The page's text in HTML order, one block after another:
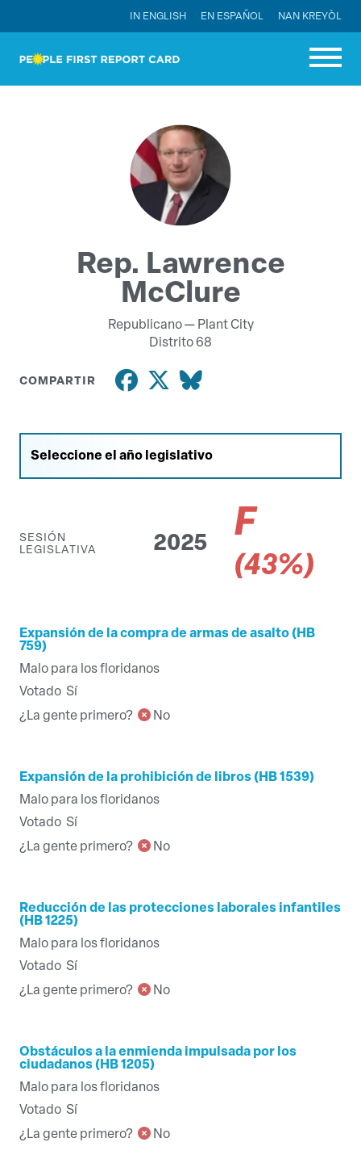
IN ENGLISH EN ESPAÑOL NAN KREYÒL
Rep. Lawrence
McClure
Republicano — Plant City
Distrito 68
COMPARTIR
SESIÓN
LEGISLATIVA
2025 F
(43%)
Expansión de la compra de armas de asalto (HB
759)
Malo para los floridanos
Votado Sí
¿La gente primero?
No
Expansión de la prohibición de libros (HB 1539)
Malo para los floridanos
Votado Sí
¿La gente primero?
No
Reducción de las protecciones laborales infantiles
(HB 1225)
Malo para los floridanos
Votado Sí
¿La gente primero?
No
Obstáculos a la enmienda impulsada por los
ciudadanos (HB 1205)
Malo para los floridanos
Votado Sí
¿La gente primero?
No